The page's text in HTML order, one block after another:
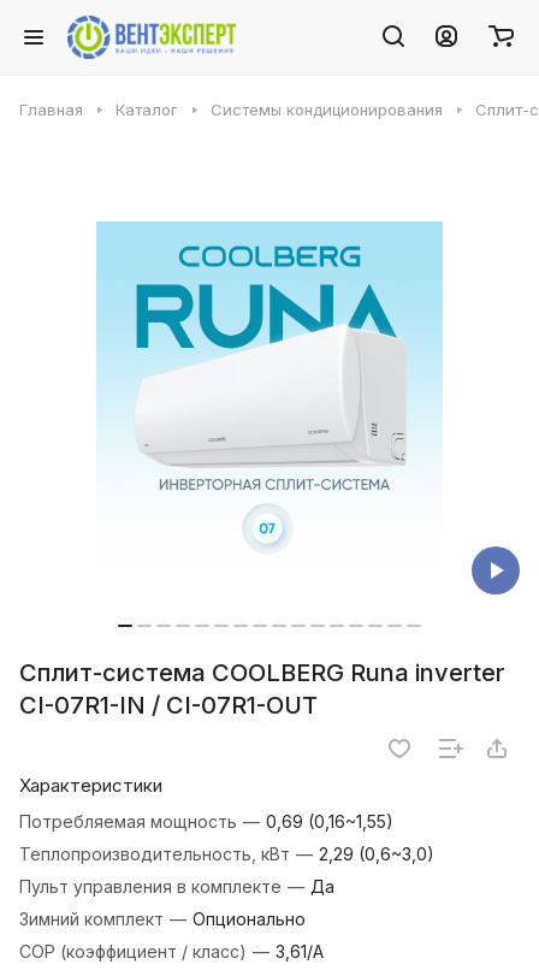
Главная Каталог Системы кондиционирования Сплит-
Сплит-система СOOLBERG Runa inverter
CI-07R1-IN / CI-07R1-OUT
Характеристики
Потребляемая мощность — 0,69 (0,16~1,55)
Теплопроизводительность, кВт — 2,29 (0,6~3,0)
Пульт управления в комплекте — Да
Зимний комплект — Опционально
COP (коэффициент / класс) — 3,61/A